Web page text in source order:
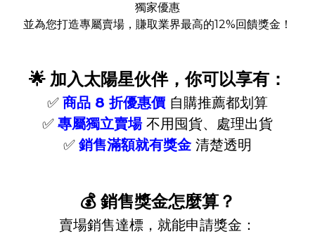
獨家優惠
並為您打造專屬賣場，賺取業界最高的12%回饋獎金！
🌟 加入太陽星伙伴，你可以享有：
✅ 商品 8 折優惠價 自購推薦都划算
✅ 專屬獨立賣場 不用囤貨、處理出貨
✅ 銷售滿額就有獎金 清楚透明
💰 銷售獎金怎麼算？
賣場銷售達標，就能申請獎金：